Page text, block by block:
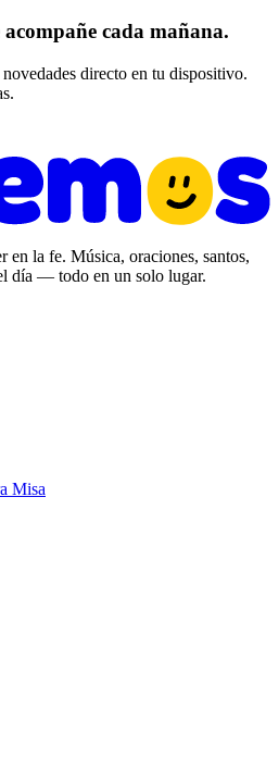
cada mañana.
directo en tu dispositivo.
en la fe. Música, oraciones, santos,
día — todo en un solo lugar.
Misa